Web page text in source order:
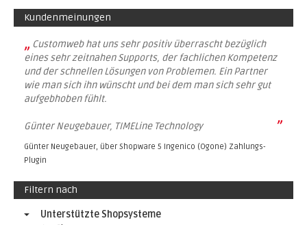
Kundenmeinungen
„ Customweb hat uns sehr positiv überrascht bezüglich
eines sehr zeitnahen Supports, der fachlichen Kompetenz
und der schnellen Lösungen von Problemen. Ein Partner
wie man sich ihn wünscht und bei dem man sich sehr gut
aufgebhoben fühlt.
Günter Neugebauer, TIMELine Technology ”
Günter Neugebauer, über Shopware 5 Ingenico (Ogone) Zahlungs-
Plugin
Filtern nach
Unterstützte Shopsysteme